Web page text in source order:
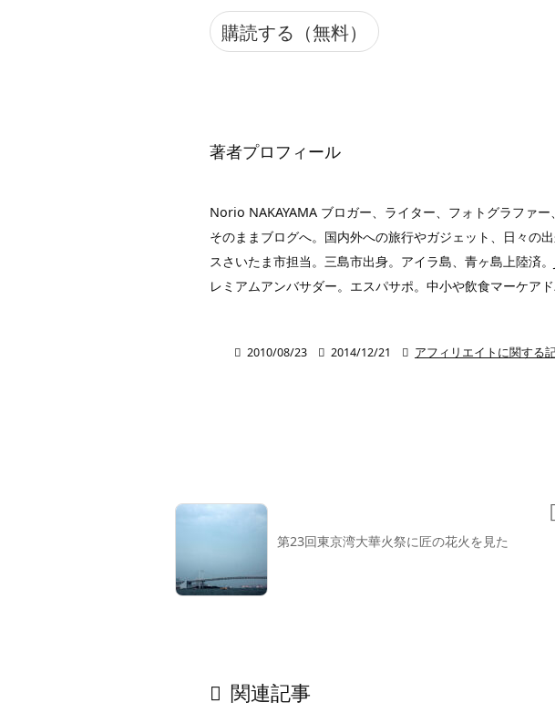
ル
ア購読する（無料）
著者プロフィール
Norio NAKAYAMA ブロガー、ライター、フォトグラファ
そのままブログへ。国内外への旅行やガジェット、日々の
スさいたま市担当。三島市出身。アイラ島、青ヶ島上陸済
レミアムアンバサダー。エスパサポ。中小や飲食マーケア
 2010/08/23  2014/12/21  アフィリエイトに関する
第23回東京湾大華火祭に匠の花火を見た
 関連記事